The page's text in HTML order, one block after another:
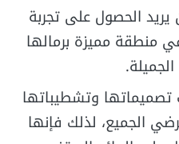
الحصول على تجربة
منطقة مميزة برمالها
تصميماتها وتشطيباتها
الجميع، لذلك فإنها